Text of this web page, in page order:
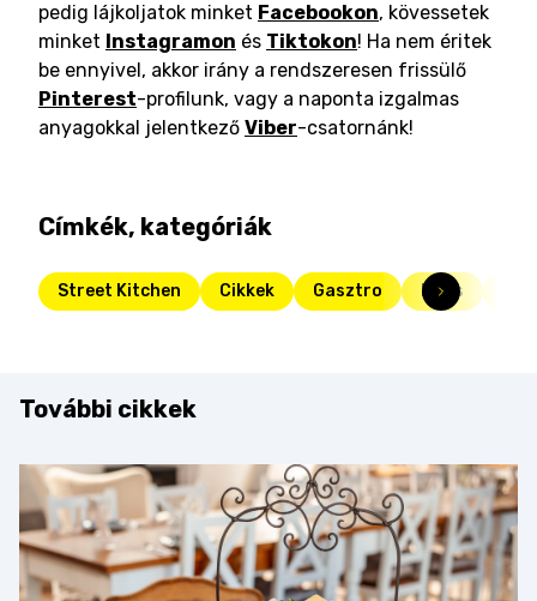
pedig lájkoljatok minket Facebookon, kövessetek
minket Instagramon és Tiktokon! Ha nem éritek
be ennyivel, akkor irány a rendszeresen frissülő
Pinterest-profilunk, vagy a naponta izgalmas
anyagokkal jelentkező Viber-csatornánk!
Címkék, kategóriák
Street Kitchen Cikkek Gasztro Friss
További cikkek